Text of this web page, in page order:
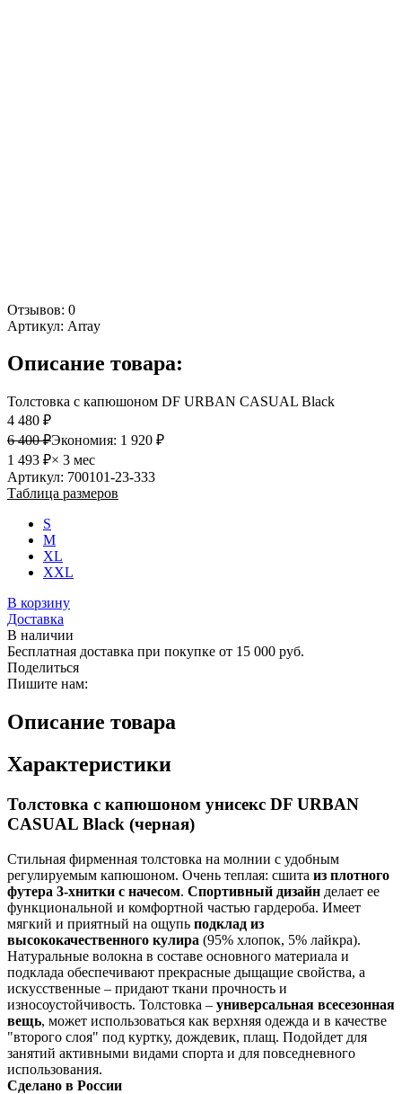
Отзывов: 0
Артикул: Array
Описание товара:
Толстовка c капюшоном DF URBAN CASUAL Вlack
4 480 ₽
6 400 ₽Экономия: 1 920 ₽
1 493 ₽× 3 мес
Артикул: 700101-23-333
Таблица размеров
S
M
XL
XXL
В корзину
Доставка
В наличии
Бесплатная доставка при покупке от 15 000 руб.
Поделиться
Пишите нам:
Описание товара
Характеристики
Толстовка c капюшоном унисекс DF URBAN
CASUAL Вlack (черная)
Стильная фирменная толстовка на молнии с удобным
регулируемым капюшоном. Очень теплая: сшита из плотного
футера 3-хнитки с начесом. Спортивный дизайн делает ее
функциональной и комфортной частью гардероба. Имеет
мягкий и приятный на ощупь подклад из
высококачественного кулира (95% хлопок, 5% лайкра).
Натуральные волокна в составе основного материала и
подклада обеспечивают прекрасные дыщащие свойства, а
искусственные – придают ткани прочность и
износоустойчивость. Толстовка – универсальная всесезонная
вещь, может использоваться как верхняя одежда и в качестве
"второго слоя" под куртку, дождевик, плащ. Подойдет для
занятий активными видами спорта и для повседневного
использования.
Сделано в России